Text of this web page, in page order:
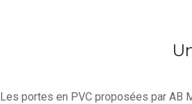
Les portes en PVC proposées par AB